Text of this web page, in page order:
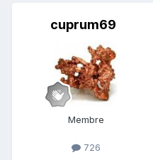
cuprum69
Membre
726